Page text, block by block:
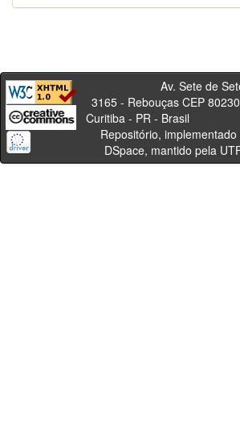
Av. Sete de
3165 - Rebouças CEP
Curitiba - PR -
Repositório, implementado
DSpace, mantido pela